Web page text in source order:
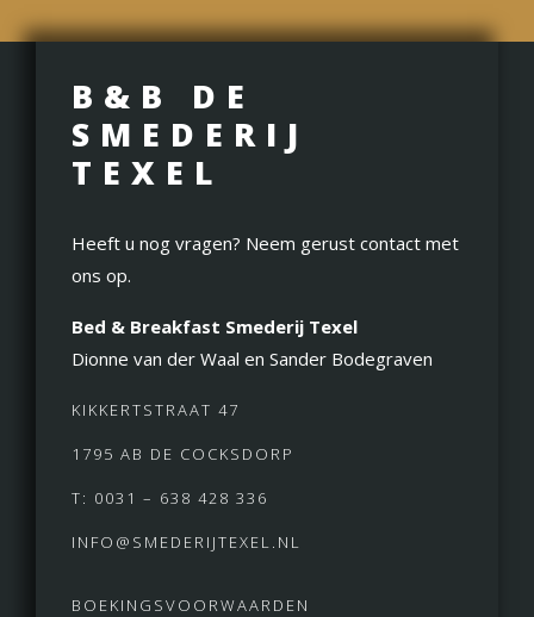
B&B DE
SMEDERIJ
TEXEL
Heeft u nog vragen? Neem gerust contact met
ons op.
Bed & Breakfast Smederij Texel
Dionne van der Waal en Sander Bodegraven
KIKKERTSTRAAT 47
1795 AB DE COCKSDORP
T: 0031 – 638 428 336
INFO@SMEDERIJTEXEL.NL
BOEKINGSVOORWAARDEN